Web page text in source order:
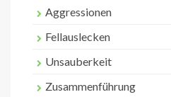
Aggressionen
Fellauslecken
Unsauberkeit
Zusammenführung